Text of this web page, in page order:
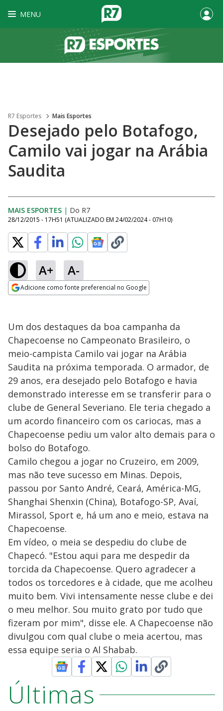
MENU
R7 Esportes Mais Esportes
Desejado pelo Botafogo,
Camilo vai jogar na Arábia
Saudita
MAIS ESPORTES | Do R7
28/12/2015 - 17H51 (ATUALIZADO EM 24/02/2024 - 07H10)
A+ A-
Adicione como fonte preferencial no Google
Um dos destaques da boa campanha da
Chapecoense no Campeonato Brasileiro, o
meio-campista Camilo vai jogar na Arábia
Saudita na próxima temporada. O armador, de
29 anos, era desejado pelo Botafogo e havia
demonstrado interesse em se transferir para o
clube de General Severiano. Ele teria chegado a
um acordo financeiro com os cariocas, mas a
Chapecoense pediu um valor alto demais para o
bolso do Botafogo.
Camilo chegou a jogar no Cruzeiro, em 2009,
mas não teve sucesso em Minas. Depois,
passou por Santo André, Ceará, América-MG,
Shanghai Shenxin (China), Botafogo-SP, Avaí,
Mirassol, Sport e, há um ano e meio, estava na
Chapecoense.
Em vídeo, o meia se despediu do clube de
Chapecó. "Estou aqui para me despedir da
torcida da Chapecoense. Quero agradecer a
todos os torcedores e à cidade, que me acolheu
muito bem. Vivi intensamente nesse clube e dei
o meu melhor. Sou muito grato por tudo que
fizeram por mim", disse ele. A Chapecoense não
divulgou com qual clube o meia acertou, mas
essa equipe seria o Al Shabab.
Últimas